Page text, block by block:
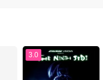
3.0